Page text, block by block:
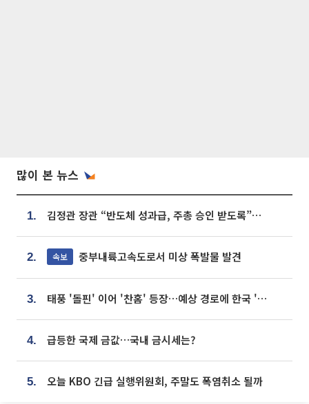
많이 본 뉴스
1. 김정관 장관 “반도체 성과급, 주총 승인 받도록”…상법·자본시장법 개정 시사
2. 속보 중부내륙고속도로서 미상 폭발물 발견
3. 태풍 '돌핀' 이어 '찬홈' 등장…예상 경로에 한국 '한숨'
4. 급등한 국제 금값…국내 금시세는?
5. 오늘 KBO 긴급 실행위원회, 주말도 폭염취소 될까